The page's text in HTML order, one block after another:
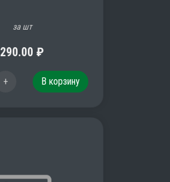
за шт
290.00 ₽
+ В корзину